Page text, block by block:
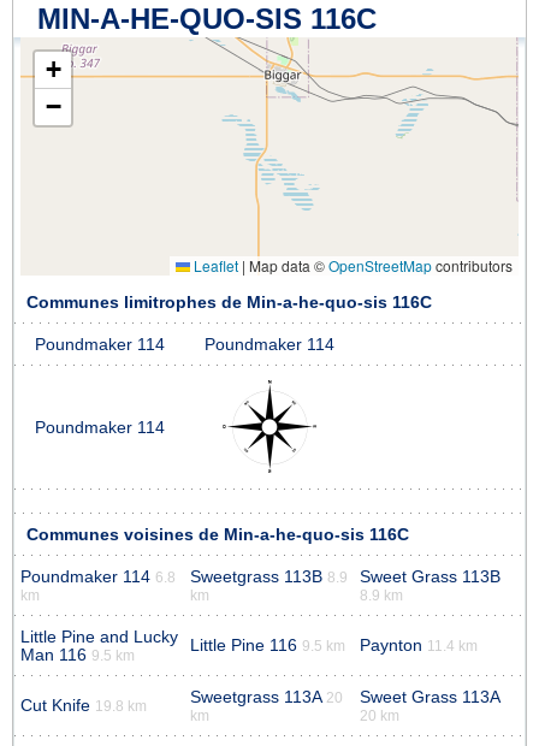
MIN-A-HE-QUO-SIS 116C
+
−
Leaflet | Map data ©OpenStreetMapcontributors
Communes limitrophes de Min-a-he-quo-sis 116C
Poundmaker 114 Poundmaker 114
Poundmaker 114
Communes voisines de Min-a-he-quo-sis 116C
Poundmaker 114 6.8
km
Sweetgrass 113B 8.9
km
Sweet Grass 113B
8.9 km
Little Pine and Lucky
Man 116 9.5 km
Little Pine 116 9.5 km Paynton 11.4 km
Cut Knife 19.8 km Sweetgrass 113A 20
km
Sweet Grass 113A
20 km